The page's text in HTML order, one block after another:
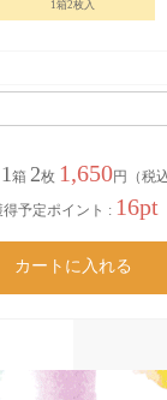
1箱2枚入
1 箱 2枚 1,650円（税込
得予定ポイント : 16pt
カートに入れる